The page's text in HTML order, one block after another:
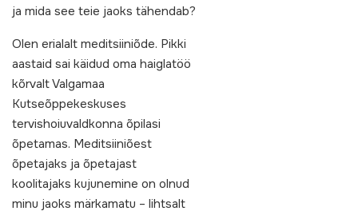
ja mida see teie jaoks tähendab?
Olen erialalt meditsiiniõde. Pikki
aastaid sai käidud oma haiglatöö
kõrvalt Valgamaa
Kutseõppekeskuses
tervishoiuvaldkonna õpilasi
õpetamas. Meditsiiniõest
õpetajaks ja õpetajast
koolitajaks kujunemine on olnud
minu jaoks märkamatu – lihtsalt